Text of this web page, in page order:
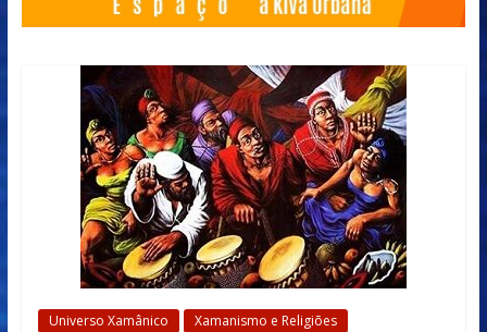
Universo Xamânico Xamanismo e Religiões